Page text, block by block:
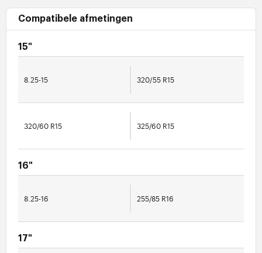
Compatibele afmetingen
15"
8.25-15 320/55 R15
320/60 R15 325/60 R15
16"
8.25-16 255/85 R16
17"